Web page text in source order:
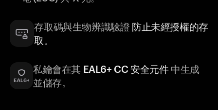
存取碼與生物辨識驗證 防止未經授權的存
取 。
私鑰會在其 EAL6+ CC 安全元件中生成
並儲存。